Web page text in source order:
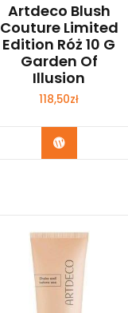
Artdeco Blush
Couture Limited
Edition Róż 10 G
Garden Of
Illusion
118,50zł
Zobacz